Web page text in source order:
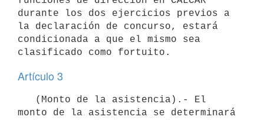
durante los dos ejercicios previos a
la declaración de concurso, estará
condicionada a que el mismo sea
Artículo 3
monto de la asistencia se determinará